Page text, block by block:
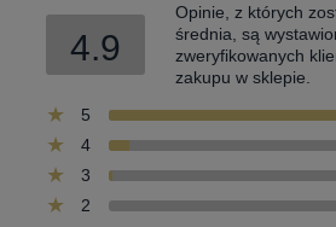
4.9
Opinie, z których
średnia, są
zweryfikowanych
zakupu w sklepie.
5
4
3
2